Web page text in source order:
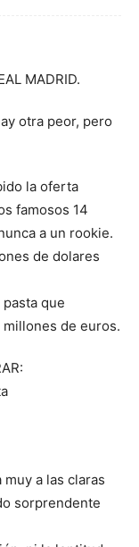
MADRID.
otra peor, pero
la oferta
famosos 14
a un rookie.
de dolares
que
millones de euros.
a las claras
sorprendente